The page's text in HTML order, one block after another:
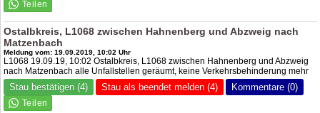
Ostalbkreis, L1068 zwischen Hahnenberg und Abzweig nach
Matzenbach
Meldung vom: 19.09.2019, 10:02 Uhr
L1068 19.09.19, 10:02 Ostalbkreis, L1068 zwischen Hahnenberg und Abzweig
nach Matzenbach alle Unfallstellen geräumt, keine Verkehrsbehinderung mehr
Stau bestätigen (4) Stau als beendet melden (4) Kommentare (0)